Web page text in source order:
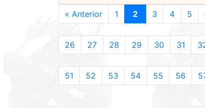
« Anterior 1 2 3 4 5
26 27 28 29 30 31
51 52 53 54 55 56